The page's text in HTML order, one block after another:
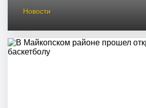
Новости